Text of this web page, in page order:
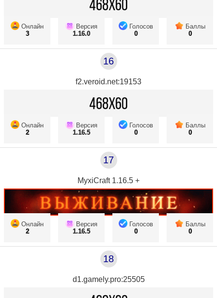
Онлайн
3
Версия
1.16.0
Голосов
0
Баллы
0
16
f2.veroid.net:19153
Онлайн
2
Версия
1.16.5
Голосов
0
Баллы
0
17
MyxiCraft 1.16.5 +
Онлайн
2
Версия
1.16.5
Голосов
0
Баллы
0
18
d1.gamely.pro:25505